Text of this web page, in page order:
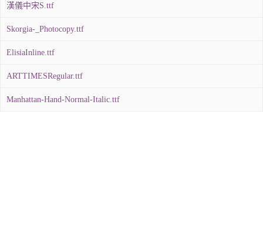
漢儀中宋S.ttf
Skorgia-_Photocopy.ttf
ElisiaInline.ttf
ARTTIMESRegular.ttf
Manhattan-Hand-Normal-Italic.ttf